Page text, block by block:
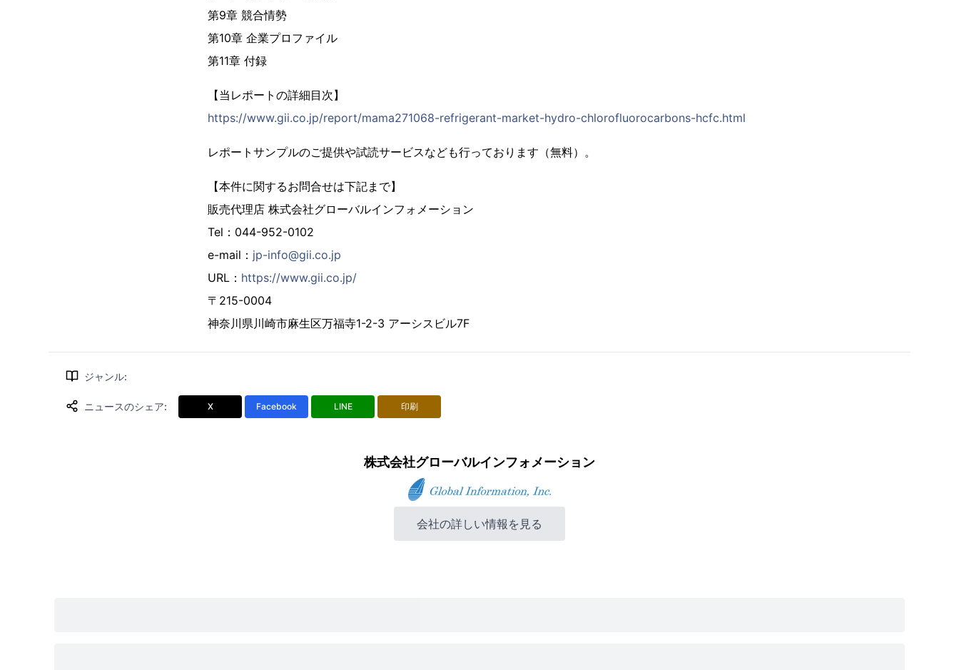
第9章 競合情勢
第10章 企業プロファイル
第11章 付録
【当レポートの詳細目次】
https://www.gii.co.jp/report/mama271068-refrigerant-market-hydro-chlorofluorocarbons-hcfc.html
レポートサンプルのご提供や試読サービスなども行っております（無料）。
【本件に関するお問合せは下記まで】
販売代理店 株式会社グローバルインフォメーション
Tel：044-952-0102
e-mail： jp-info@gii.co.jp
URL： https://www.gii.co.jp/
〒215-0004
神奈川県川崎市麻生区万福寺1-2-3 アーシスビル7F
ジャンル:
ニュースのシェア: X Facebook LINE 印刷
株式会社グローバルインフォメーション
会社の詳しい情報を見る